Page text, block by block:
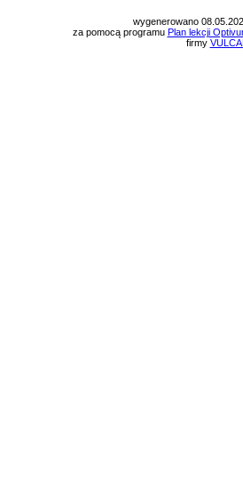
wygenerowano
za pomocą programu Plan lekcji
firmy